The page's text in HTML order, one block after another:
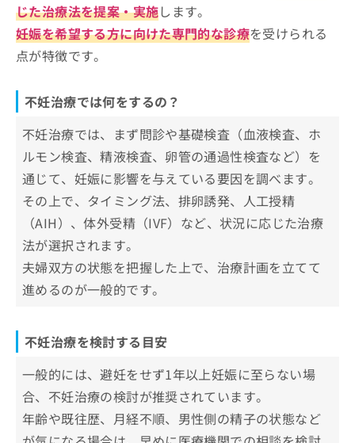
じた治療法を提案・実施します。
妊娠を希望する方に向けた専門的な診療を受けられる
点が特徴です。
不妊治療では何をするの？
不妊治療では、まず問診や基礎検査（血液検査、ホ
ルモン検査、精液検査、卵管の通過性検査など）を
通じて、妊娠に影響を与えている要因を調べます。
その上で、タイミング法、排卵誘発、人工授精
（AIH）、体外受精（IVF）など、状況に応じた治療
法が選択されます。
夫婦双方の状態を把握した上で、治療計画を立てて
進めるのが一般的です。
不妊治療を検討する目安
一般的には、避妊をせず1年以上妊娠に至らない場
合、不妊治療の検討が推奨されています。
年齢や既往歴、月経不順、男性側の精子の状態など